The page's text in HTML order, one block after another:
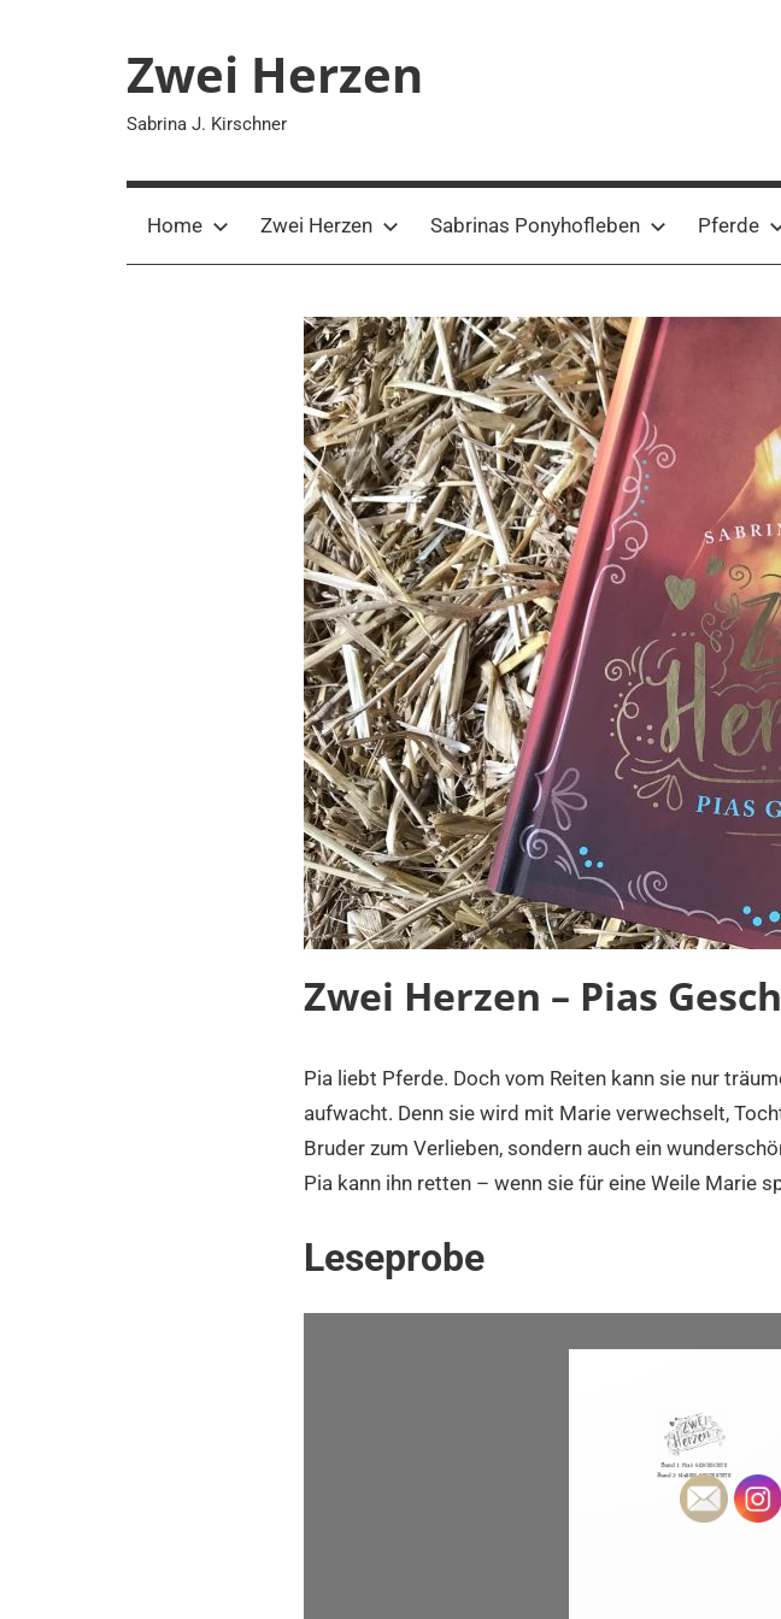
Zwei Herzen
Sabrina J. Kirschner
Home Zwei Herzen Sabrinas Ponyhofleben Pferde
Zwei Herzen – Pias
Pia liebt Pferde. Doch vom Reiten kann sie nur
aufwacht. Denn sie wird mit Marie verwechselt,
Bruder zum Verlieben, sondern auch ein
Pia kann ihn retten – wenn sie für eine Weile Marie
Leseprobe